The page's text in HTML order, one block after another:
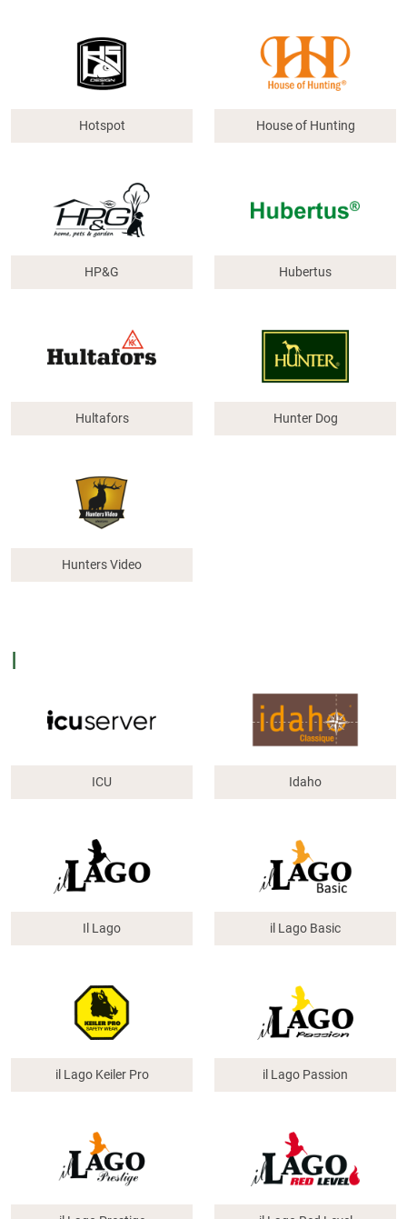
Hotspot House of Hunting
HP&G Hubertus
Hultafors Hunter Dog
Hunters Video
I
ICU Idaho
Il Lago il Lago Basic
il Lago Keiler Pro il Lago Passion